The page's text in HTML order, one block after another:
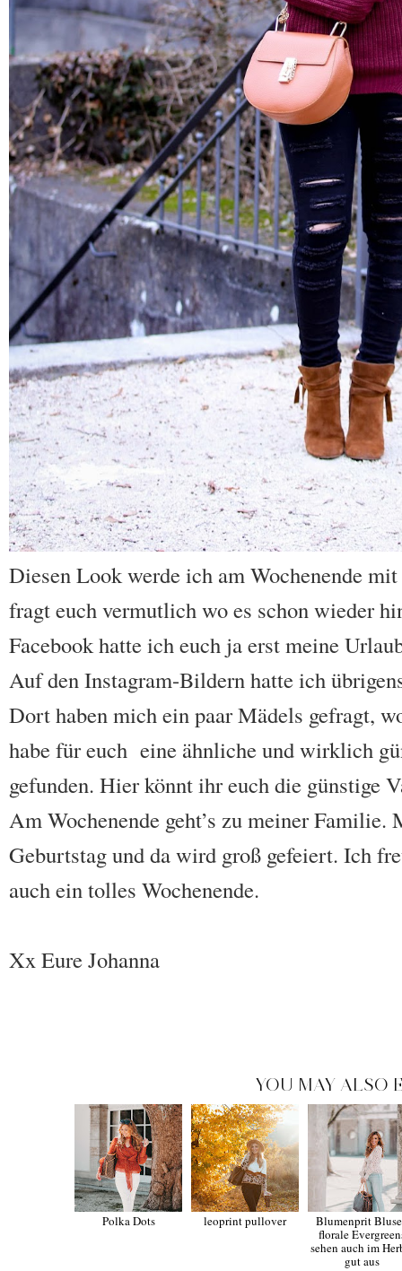
Diesen Look werde ich am Wochenende
fragt euch vermutlich wo es schon wieder
Facebook hatte ich euch ja erst meine
Auf den Instagram-Bildern hatte ich
Dort haben mich ein paar Mädels gefragt,
habe für euch eine ähnliche und wirklich
gefunden. Hier könnt ihr euch die günstige
Am Wochenende geht’s zu meiner Familie.
Geburtstag und da wird groß gefeiert. Ich
auch ein tolles Wochenende.
Xx Eure Johanna
YOU MAY ALSO
Polka Dots leoprint pullover
Blumenprit
florale
sehen auch im
gut aus